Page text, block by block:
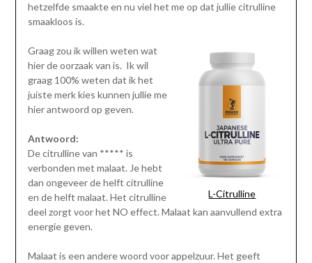
hetzelfde smaakte en nu viel het me op dat jullie citrulline
smaakloos is.
L-Citrulline
Graag zou ik willen weten wat
hier de oorzaak van is. Ik wil
graag 100% weten dat ik het
juiste merk kies kunnen jullie me
hier antwoord op geven.
Antwoord:
De citrulline van ***** is
verbonden met malaat. Je hebt
dan ongeveer de helft citrulline
en de helft malaat. Het citrulline
deel zorgt voor het NO effect. Malaat kan aanvullend extra
energie geven.
Malaat is een andere woord voor appelzuur. Het geeft